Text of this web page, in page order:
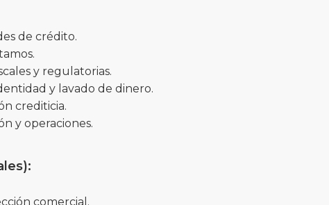
de crédito.
y regulatorias.
y lavado de dinero.
crediticia.
y operaciones.
comercial.